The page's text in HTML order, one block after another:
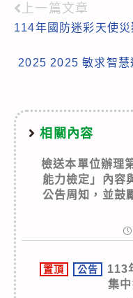
Read
more
articles
上一篇文章
114年國防迷彩天使
2025 2025 敏求智慧
相關內容
檢送本單位辦理
能力檢定」內容
公告周知，並鼓
置頂 公告
113
集